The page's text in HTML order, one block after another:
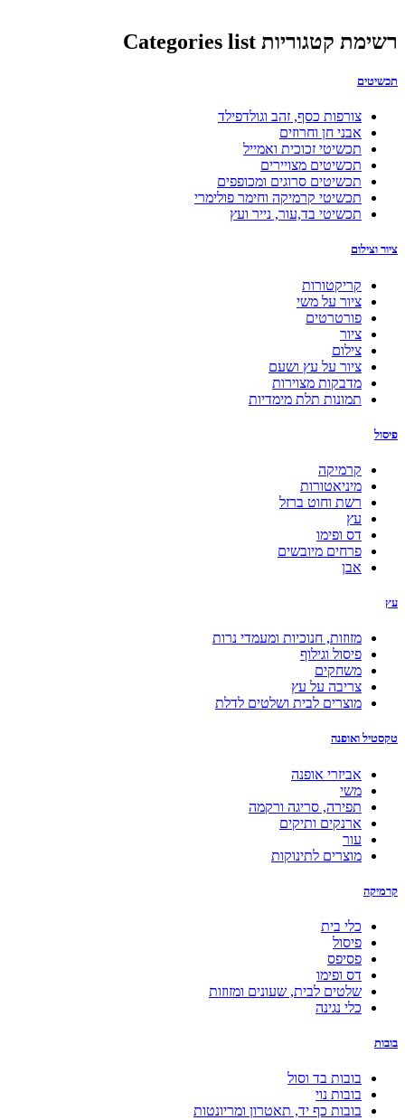
רשימת קטגוריות Categories list
תכשיטים
צורפות כסף, זהב וגולדפילד
אבני חן וחרוזים
תכשיטי זכוכית ואמייל
תכשיטים מצויירים
תכשיטים סרוגים ומכופפים
תכשיטי קרמיקה וחימר פולימרי
תכשיטי בד,עור, נייר ועץ
ציור וצילום
קריקטורות
ציור על משי
פורטרטים
ציור
צילום
ציור על עץ ושעם
מדבקות מצוירות
תמונות תלת מימדיות
פיסול
קרמיקה
מיניאטורות
רשת וחוט ברזל
עץ
דס ופימו
פרחים מיובשים
אבן
עץ
מזוזות, חנוכיות ומעמדי נרות
פיסול וגילוף
משחקים
צריבה על עץ
מוצרים לבית ושלטים לדלת
טקסטיל ואופנה
אביזרי אופנה
משי
תפירה, סריגה ורקמה
ארנקים ותיקים
עור
מוצרים לתינוקות
קרמיקה
כלי בית
פיסול
פסיפס
דס ופימו
שלטים לבית, שעונים ומזוזות
כלי נגינה
בובות
בובות בד וסול
בובות נוי
בובות כף יד, תאטרון ומריונטות